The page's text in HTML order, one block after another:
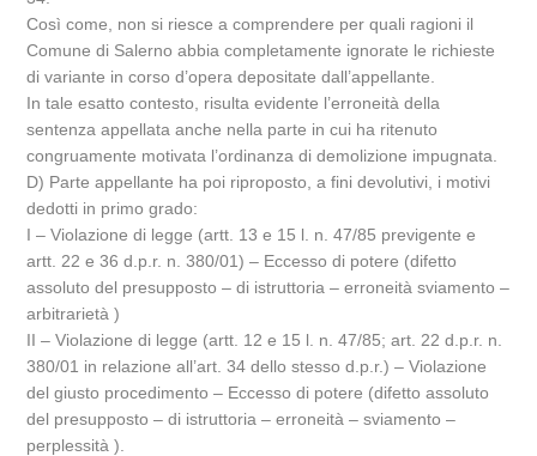
Così come, non si riesce a comprendere per quali ragioni il
Comune di Salerno abbia completamente ignorate le richieste
di variante in corso d’opera depositate dall’appellante.
In tale esatto contesto, risulta evidente l’erroneità della
sentenza appellata anche nella parte in cui ha ritenuto
congruamente motivata l’ordinanza di demolizione impugnata.
D) Parte appellante ha poi riproposto, a fini devolutivi, i motivi
dedotti in primo grado:
I – Violazione di legge (artt. 13 e 15 l. n. 47/85 previgente e
artt. 22 e 36 d.p.r. n. 380/01) – Eccesso di potere (difetto
assoluto del presupposto – di istruttoria – erroneità sviamento –
arbitrarietà )
II – Violazione di legge (artt. 12 e 15 l. n. 47/85; art. 22 d.p.r. n.
380/01 in relazione all’art. 34 dello stesso d.p.r.) – Violazione
del giusto procedimento – Eccesso di potere (difetto assoluto
del presupposto – di istruttoria – erroneità – sviamento –
perplessità ).